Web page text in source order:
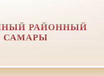
РАЙОННЫЙ
САМАРЫ